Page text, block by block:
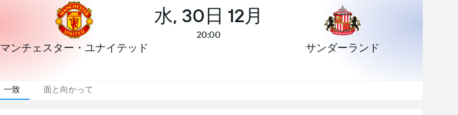
マンチェスター・ユナイテッド
水, 30日 12月
20:00
サンダーランド
一致 面と向かって